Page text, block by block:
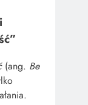
(ang. Be